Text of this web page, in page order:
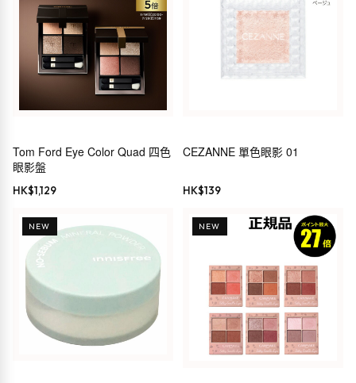
Tom Ford Eye Color Quad 四色
眼影盤
HK$1,129
CEZANNE 單色眼影 01
HK$139
NEW NEW